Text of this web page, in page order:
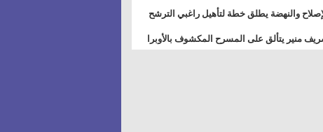
الدوري لمتابعة الحصر الحيازي الجديدة
والنهضة يطلق خطة لتأهيل راغبي الترشح
للمجالس الشعبية المحلية ويستعرض خطط أماناته
منير يتألق على المسرح المكشوف بالأوبرا